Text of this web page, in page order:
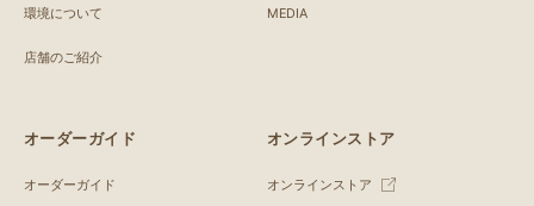
環境について
店舗のご紹介
MEDIA
オーダーガイド
オーダーガイド
オンラインストア
オンラインストア